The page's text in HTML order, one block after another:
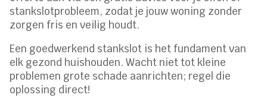
stankslotprobleem, zodat je jouw woning zonder
zorgen fris en veilig houdt.
Een goedwerkend stankslot is het fundament van
elk gezond huishouden. Wacht niet tot kleine
problemen grote schade aanrichten; regel die
oplossing direct!